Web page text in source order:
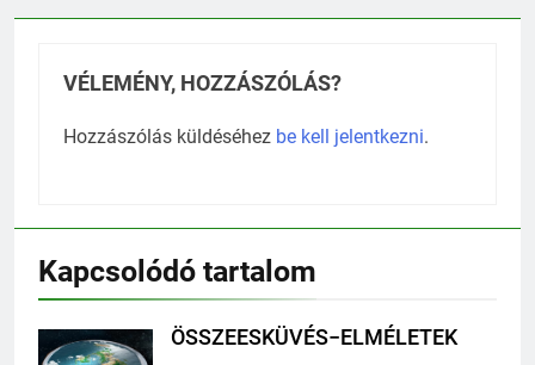
Kapcsolódó tartalom